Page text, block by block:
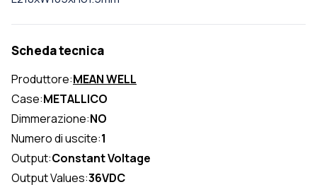
Scheda tecnica
Produttore:MEAN WELL
Case:METALLICO
Dimmerazione:NO
Numero di uscite:1
Output:Constant Voltage
Output Values:36VDC